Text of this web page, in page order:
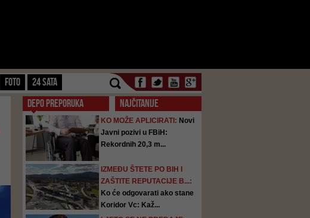
FOTO 24 SATA
DEPO PREPORUKA NAJČITANIJE
KO MOŽE APLICIRATI: Novi
Javni pozivi u FBiH:
Rekordnih 20,3 m...
IZMEĐU ŠTETE PO BIH I
ZAŠTITE REPUTACIJE B...:
Ko će odgovarati ako stane
Koridor Vc: Kaž...